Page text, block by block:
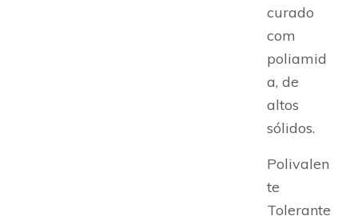
curado
com
poliamid
a, de
altos
sólidos.
Polivalen
te
Tolerante